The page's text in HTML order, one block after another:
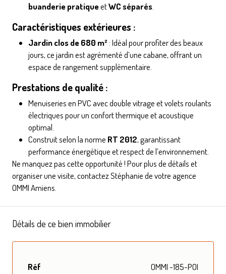
buanderie pratiqueetWC séparés
Caractéristiques extérieures :
Jardin clos de 680 m²: Idéal pour profiter des beaux
jours, ce jardin est agrémenté d’une cabane, offrant un
espace de rangement supplémentaire.
Prestations de qualité :
Menuiseries en PVC avec double vitrage et volets roulants
électriques pour un confort thermique et acoustique
optimal.
Construit selon la norme RT 2012, garantissant
performance énergétique et respect de l’environnement.
Ne manquez pas cette opportunité ! Pour plus de détails et
organiser une visite, contactez Stéphanie de votre agence
OMMI Amiens.
Détails de ce bien immobilier
Réf
OMMI -185-POI